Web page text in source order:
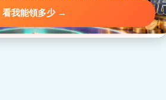
看我能領多少 →